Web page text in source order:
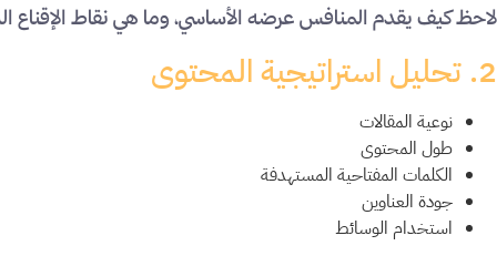
لاحظ كيف يقدم المنافس عرضه الأساسي، وما هي نقاط الإقناع
2. تحليل استراتيجية المحتوى
نوعية المقالات
طول المحتوى
الكلمات المفتاحية المستهدفة
جودة العناوين
استخدام الوسائط